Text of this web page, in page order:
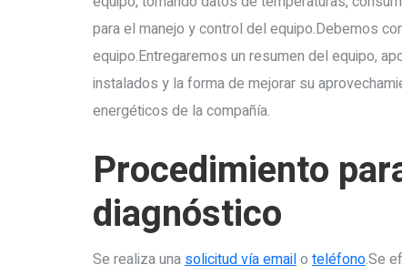
para el manejo y control del equipo.Debemos
equipo.Entregaremos un resumen del equipo,
instalados y la forma de mejorar su
energéticos de la compañía.
Procedimiento
diagnóstico
Se realiza unasolicitud vía emailo teléfono.Se